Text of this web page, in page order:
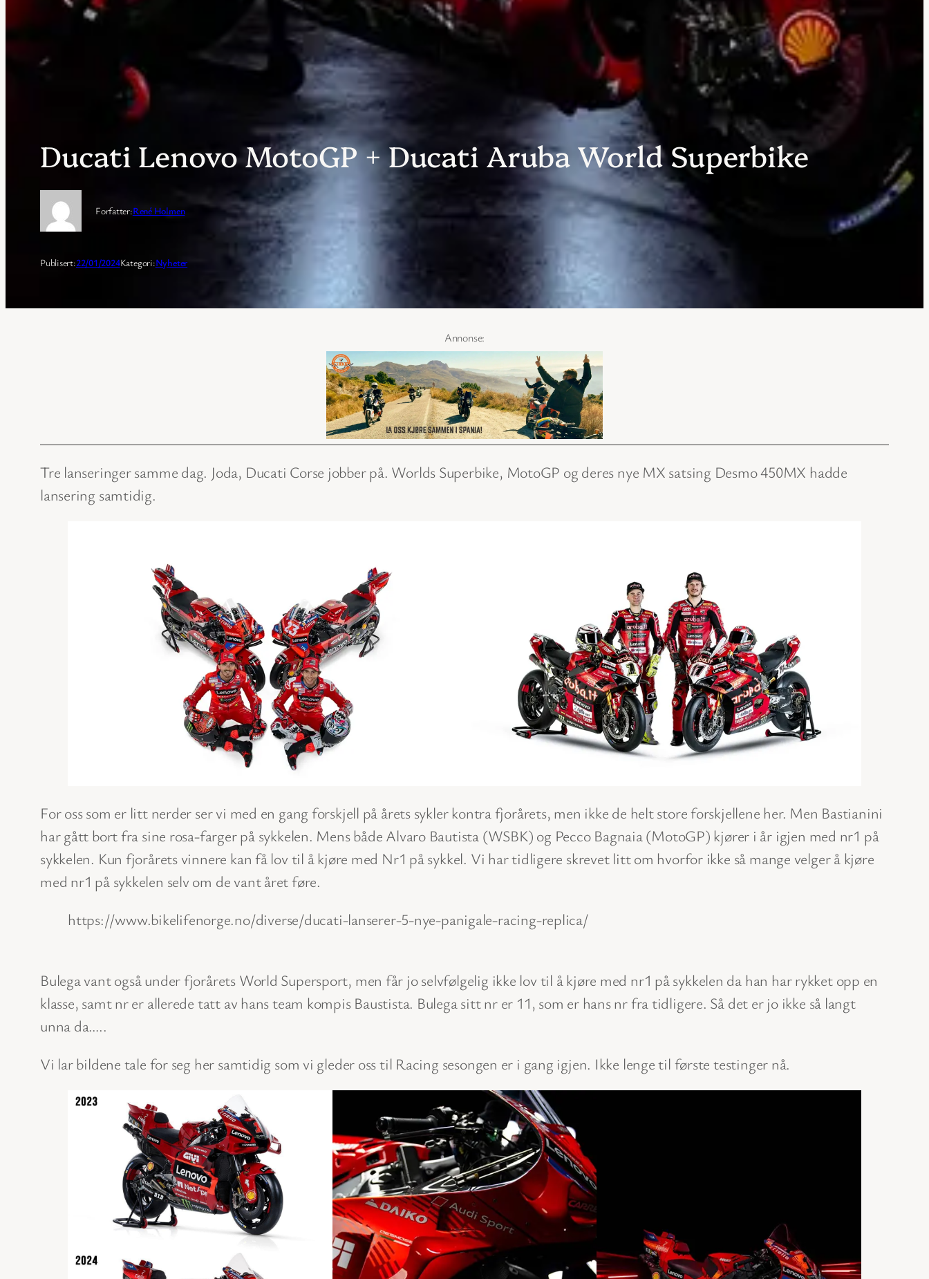
Ducati Lenovo MotoGP + Ducati Aruba World Superbike
Forfatter:René Holmen
Publisert:22/01/2024Kategori:Nyheter
Tre lanseringer samme dag. Joda, Ducati Corse jobber på. Worlds Superbike, MotoGP og deres nye MX satsing Desmo 450MX hadde
lansering samtidig.
For oss som er litt nerder ser vi med en gang forskjell på årets sykler kontra fjorårets, men ikke de helt store forskjellene her. Men Bastianini
har gått bort fra sine rosa-farger på sykkelen. Mens både Alvaro Bautista (WSBK) og Pecco Bagnaia (MotoGP) kjører i år igjen med nr1 på
sykkelen. Kun fjorårets vinnere kan få lov til å kjøre med Nr1 på sykkel. Vi har tidligere skrevet litt om hvorfor ikke så mange velger å kjøre
med nr1 på sykkelen selv om de vant året føre.
https://www.bikelifenorge.no/diverse/ducati-lanserer-5-nye-panigale-racing-replica/
Bulega vant også under fjorårets World Supersport, men får jo selvfølgelig ikke lov til å kjøre med nr1 på sykkelen da han har rykket opp en
klasse, samt nr er allerede tatt av hans team kompis Baustista. Bulega sitt nr er 11, som er hans nr fra tidligere. Så det er jo ikke så langt
unna da…..
Vi lar bildene tale for seg her samtidig som vi gleder oss til Racing sesongen er i gang igjen. Ikke lenge til første testinger nå.